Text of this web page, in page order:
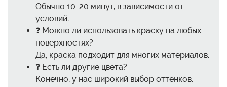
Обычно 10-20 минут, в зависимости от
условий.
❓ Можно ли использовать краску на любых
поверхностях?
Да, краска подходит для многих материалов.
❓ Есть ли другие цвета?
Конечно, у нас широкий выбор оттенков.